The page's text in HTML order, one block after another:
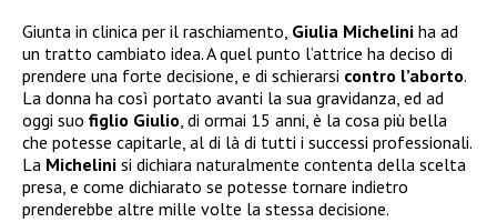
Giunta in clinica per il raschiamento, Giulia Michelini ha ad
un tratto cambiato idea. A quel punto l’attrice ha deciso di
prendere una forte decisione, e di schierarsi contro l’aborto.
La donna ha così portato avanti la sua gravidanza, ed ad
oggi suo figlio Giulio, di ormai 15 anni, è la cosa più bella
che potesse capitarle, al di là di tutti i successi professionali.
La Michelini si dichiara naturalmente contenta della scelta
presa, e come dichiarato se potesse tornare indietro
prenderebbe altre mille volte la stessa decisione.